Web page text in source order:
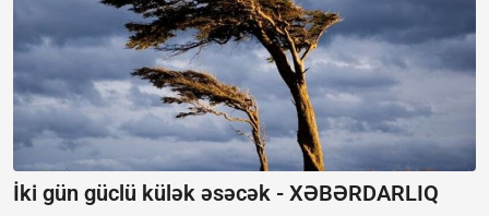
İki gün güclü külək əsəcək - XƏBƏRDARLIQ